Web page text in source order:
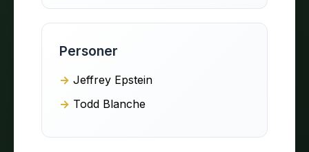
Personer
Jeffrey Epstein
Todd Blanche